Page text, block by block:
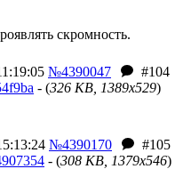
скромность.
№4390047
#104
- (326 KB, 1389x529)
№4390170
#105
- (308 KB, 1379x546)